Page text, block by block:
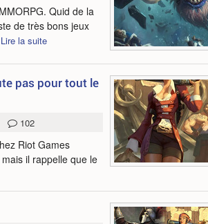
Quid de la
de très bons jeux
Lire la suite
pas pour tout le
102
Riot Games
il rappelle que le